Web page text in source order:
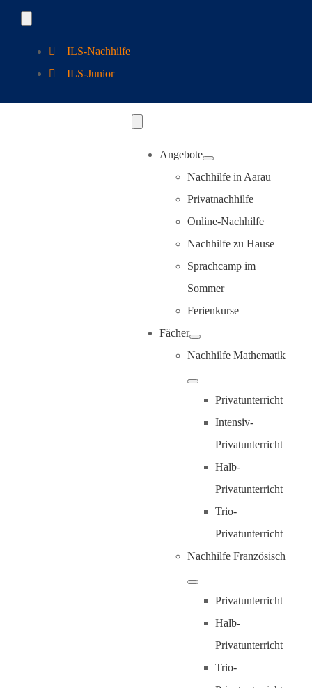
Navigation
ILS-Nachhilfe
ILS-Junior
Navigation
Angebote
Nachhilfe in Aarau
Privatnachhilfe
Online-Nachhilfe
Nachhilfe zu Hause
Sprachcamp im
Sommer
Ferienkurse
Fächer
Nachhilfe Mathematik
Privatunterricht
Intensiv-
Privatunterricht
Halb-
Privatunterricht
Trio-
Privatunterricht
Nachhilfe Französisch
Privatunterricht
Halb-
Privatunterricht
Trio-